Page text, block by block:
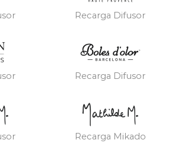
Recarga Difusor
Recarga Difusor
Recarga Mikado